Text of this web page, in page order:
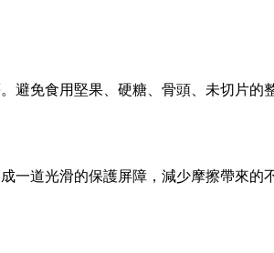
免食用堅果、硬糖、骨頭、未切片的
道光滑的保護屏障，減少摩擦帶來的